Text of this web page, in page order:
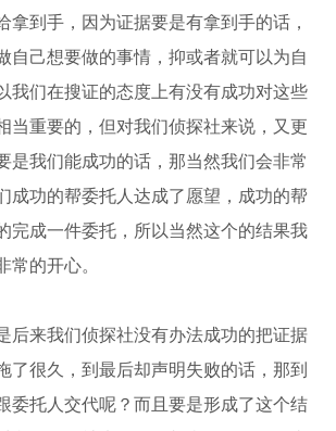
拿到手，因为证据要是有拿到手的话，
自己想要做的事情，抑或者就可以为自
我们在搜证的态度上有没有成功对这些
当重要的，但对我们侦探社来说，又更
是我们能成功的话，那当然我们会非常
成功的帮委托人达成了愿望，成功的帮
完成一件委托，所以当然这个的结果我
常的开心。
后来我们侦探社没有办法成功的把证据
了很久，到最后却声明失败的话，那到
委托人交代呢？而且要是形成了这个结